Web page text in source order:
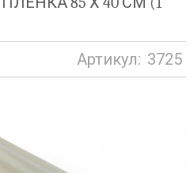
Артикул: 3725